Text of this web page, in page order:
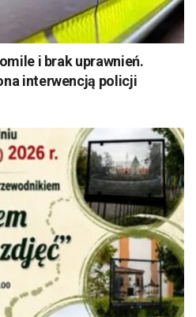
i brak uprawnień.
interwencją policji